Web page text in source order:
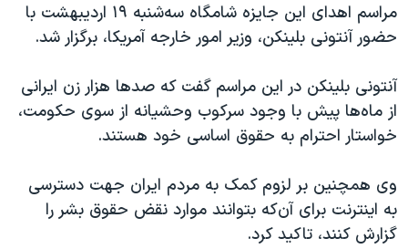
همایش محافظه‌کاران آمریکا «سی‌پک»
سفر پرزیدنت ترامپ به چین
مراسم اهدای این جایزه شامگاه سه‌شنبه ۱۹ اردیبهشت با
حضور آنتونی بلینکن، وزیر امور خارجه آمریکا، برگزار شد.
آنتونی بلینکن در این مراسم گفت که صدها هزار زن ایرانی
از ماه‌ها پیش با وجود سرکوب‌ وحشیانه از سوی حکومت،
خواستار احترام به حقوق اساسی خود هستند.
وی همچنین بر لزوم کمک به مردم ایران جهت دسترسی
به اینترنت برای آن‌که بتوانند موارد نقض حقوق بشر را
گزارش کنند، تاکید کرد.